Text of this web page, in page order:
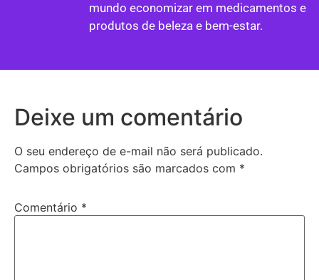
mundo economizar em medicamentos e
produtos de beleza e bem-estar.
Deixe um comentário
O seu endereço de e-mail não será publicado.
Campos obrigatórios são marcados com *
Comentário *